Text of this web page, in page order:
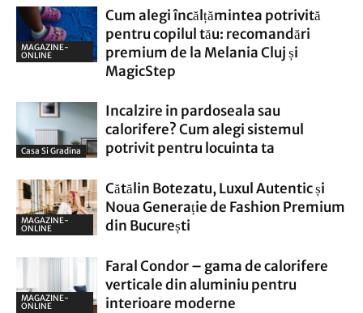
MAGAZINE-
ONLINE
Cum alegi încălțămintea potrivită
pentru copilul tău: recomandări
premium de la Melania Cluj și
MagicStep
Casa Si Gradina
Incalzire in pardoseala sau
calorifere? Cum alegi sistemul
potrivit pentru locuinta ta
MAGAZINE-
ONLINE
Cătălin Botezatu, Luxul Autentic și
Noua Generație de Fashion Premium
din București
MAGAZINE-
ONLINE
Faral Condor – gama de calorifere
verticale din aluminiu pentru
interioare moderne